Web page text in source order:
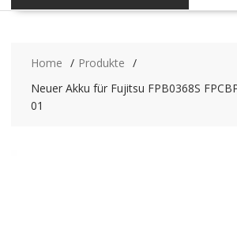
Home
Produkte
Neuer Akku für Fujitsu FPB0368S
01